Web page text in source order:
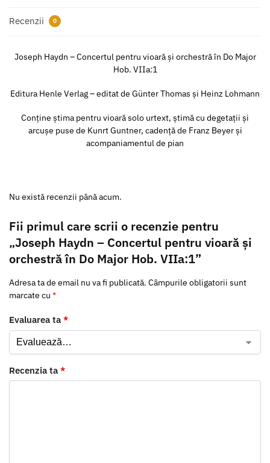
Recenzii 0
Joseph Haydn – Concertul pentru vioară și orchestră în Do Major
Hob. VIIa:1
Editura Henle Verlag – editat de Günter Thomas și Heinz Lohmann
Conține știma pentru vioară solo urtext, știmă cu degetații și
arcușe puse de Kunrt Guntner, cadență de Franz Beyer și
acompaniamentul de pian
Nu există recenzii până acum.
Fii primul care scrii o recenzie pentru
„Joseph Haydn – Concertul pentru vioară și
orchestră în Do Major Hob. VIIa:1”
Adresa ta de email nu va fi publicată. Câmpurile obligatorii sunt
marcate cu *
Evaluarea ta *
Recenzia ta *